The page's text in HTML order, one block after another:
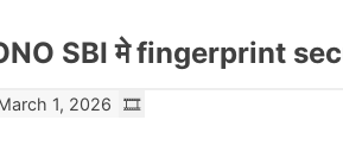
SBI मे fingerprint
1, 2026